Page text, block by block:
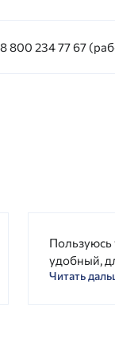
800 234 77 67
Пользуюсь
удобный,
Читать